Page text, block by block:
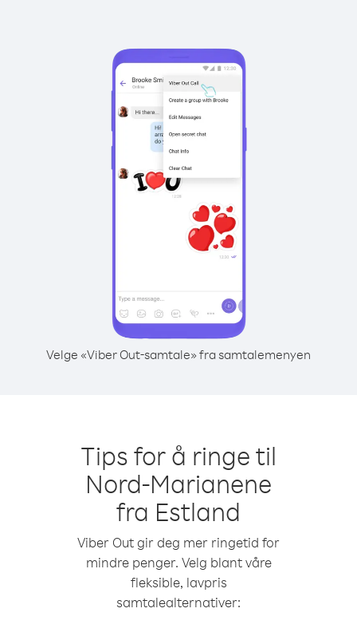
Velge «Viber Out-samtale» fra samtalemenyen
Tips for å ringe til
Nord-Marianene
fra Estland
Viber Out gir deg mer ringetid for
mindre penger. Velg blant våre
fleksible, lavpris
samtalealternativer: